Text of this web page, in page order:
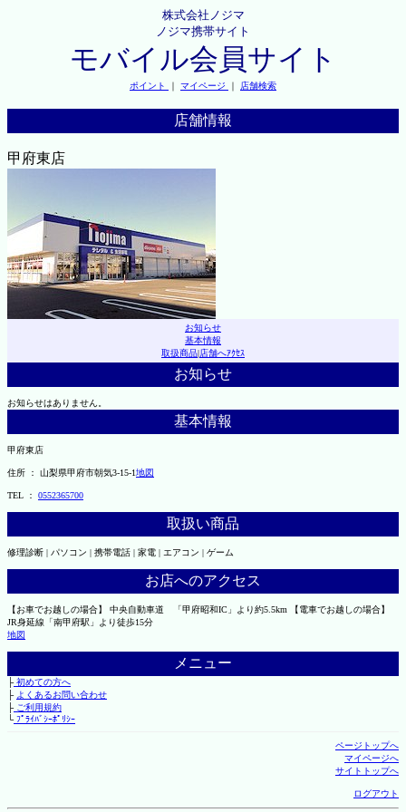
株式会社ノジマ
ノジマ携帯サイト
モバイル会員サイト
ポイント ｜ マイページ ｜ 店舗検索
店舗情報
甲府東店
お知らせ
基本情報
取扱商品|店舗へｱｸｾｽ
お知らせ
お知らせはありません。
基本情報
甲府東店
住所 ： 山梨県甲府市朝気3-15-1地図
TEL ： 0552365700
取扱い商品
修理診断 | パソコン | 携帯電話 | 家電 | エアコン | ゲーム
お店へのアクセス
【お車でお越しの場合】 中央自動車道 「甲府昭和IC」より約5.5km 【電車でお越しの場合】
JR身延線「南甲府駅」より徒歩15分
地図
メニュー
├初めての方へ
├ よくあるお問い合わせ
├ご利用規約
└ﾌﾟﾗｲﾊﾞｼｰﾎﾟﾘｼｰ
ページトップへ
マイページへ
サイトトップへ
ログアウト